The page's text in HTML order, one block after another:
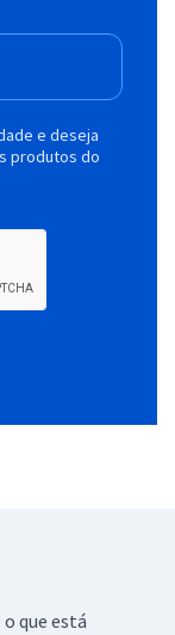
e deseja
produtos do
que está